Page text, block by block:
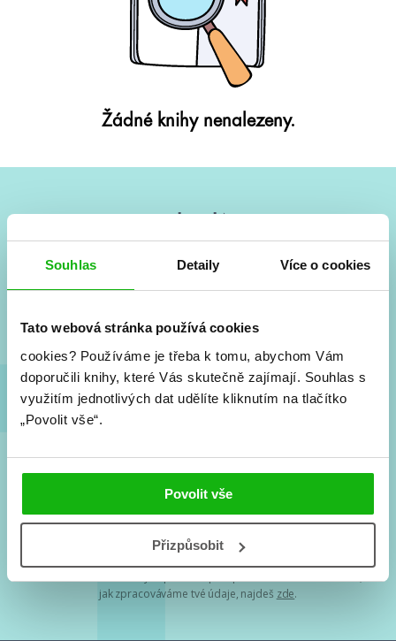
Souhlas Detaily Více o cookies
Tato webová stránka používá cookies
cookies? Používáme je třeba k tomu, abychom Vám
doporučili knihy, které Vás skutečně zajímají. Souhlas s
využitím jednotlivých dat udělíte kliknutím na tlačítko
„Povolit vše“.
Povolit vše
Přizpůsobit
Žádné knihy nenalezeny.
Vše kolem #youngadult každý měsíc rovnou do mailu!
a seriálové adaptace a další.
Souhlasím spodmínkami zpracování osobních údajů
Tvá e-mailová adresa je u nás v bezpečí. Přečti si
jak zpracováváme tvé údaje, najdeš zde.